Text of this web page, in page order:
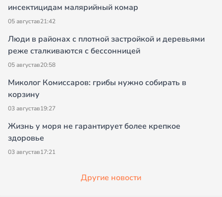
инсектицидам малярийный комар
05 августав21:42
Люди в районах с плотной застройкой и деревьями
реже сталкиваются с бессонницей
05 августав20:58
Миколог Комиссаров: грибы нужно собирать в
корзину
03 августав19:27
Жизнь у моря не гарантирует более крепкое
здоровье
03 августав17:21
Другие новости